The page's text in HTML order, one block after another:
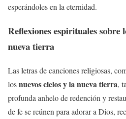
esperándoles en la eternidad.
Reflexiones espirituales sobre
nueva tierra
Las letras de canciones religiosas,
losnuevos cielos y la nueva tierra,
profunda anhelo de redención y
de fe se reúnen para adorar a Dios,